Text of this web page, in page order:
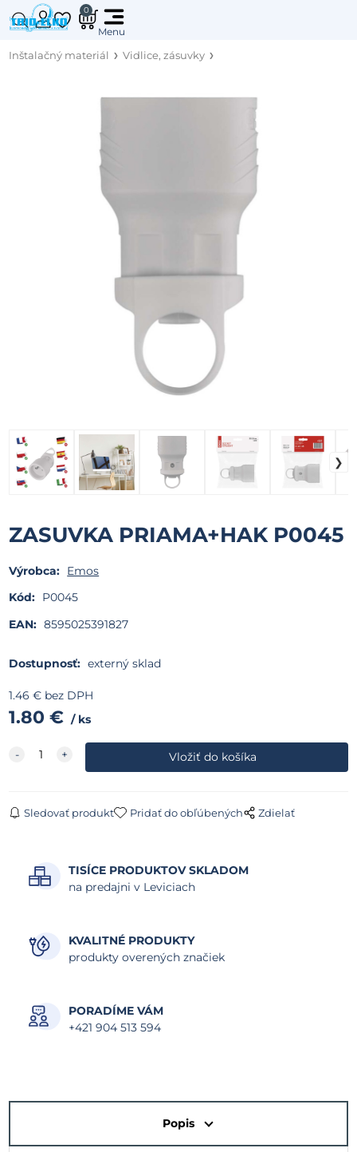
0
Inštalačný materiál Vidlice, zásuvky
ZASUVKA PRIAMA+HAK P0045
Výrobca: Emos
Kód: P0045
EAN: 8595025391827
Dostupnosť: externý sklad
1.46 € bez DPH
1.80 € ks
Sledovať produkt Pridať do obľúbených Zdielať
TISÍCE PRODUKTOV SKLADOM
na predajni v Leviciach
KVALITNÉ PRODUKTY
produkty overených značiek
PORADÍME VÁM
+421 904 513 594
Popis